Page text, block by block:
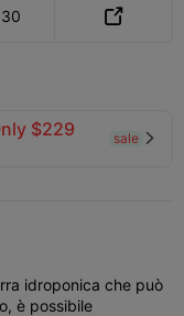
30 
$229
sale 
idroponica che può
è possibile